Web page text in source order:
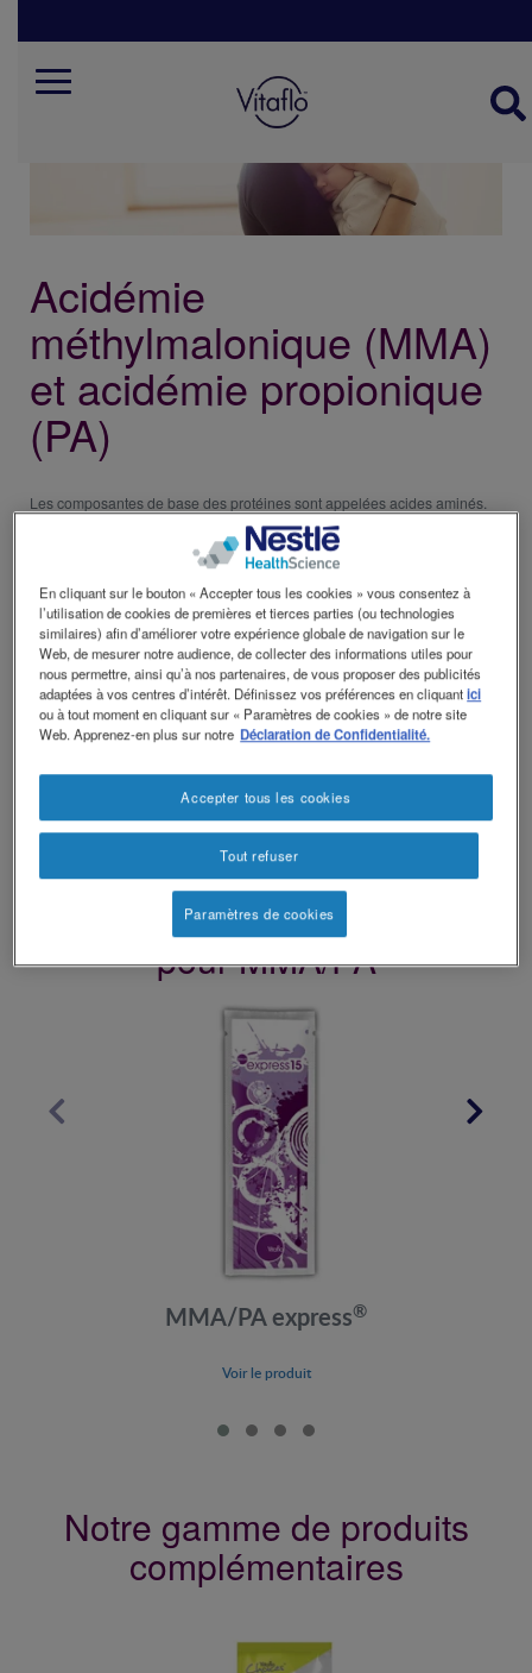
content
Mobile
Acidémie
méthylmalonique (MMA)
et acidémie propionique
(PA)
Les composantes de base des protéines sont appelées acides aminés.
Dans le cas de l’acidémie méthylmalonique et de l’acidémie propionique,
à cause de l’absence d’une enzyme, le corps n’est pas capable de
métaboliser correctement quatre acides aminés, la méthionine, la
thréonine, la valine et l’isoleucine. Les personnes souffrant de MMA ou
de PA doivent donc restreindre sévèrement la quantité de protéines
ingérées.
La prise en charge de la MMA ou de la PA peut inclure l’utilisation de
mélanges d’acides aminés. Les mélanges d’acides aminés pour MMA ou
PA fournissent tous les acides aminés contenus dans les protéines à
l’exception de la méthionine, de la thréonine, de la valine et des faibles
quantités d’isoleucine. Ils fournissent donc une source de protéines sans,
ou faible en, acides aminés qui posent problèmes en cas de MMA et PA.
Vitaflo propose une gamme de mélanges d’acides aminés savoureux,
spécifiques à l’âge et adaptés au rythme de vie des personnes atteintes
Notre gamme de produits
pour MMA/PA
MMA/PA express®
Voir le produit
Notre gamme de produits
complémentaires
En cliquant sur le bouton « Accepter tous les cookies » vous consentez à
l’utilisation de cookies de premières et tierces parties (ou technologies
similaires) afin d’améliorer votre expérience globale de navigation sur le
Web, de mesurer notre audience, de collecter des informations utiles pour
nous permettre, ainsi qu’à nos partenaires, de vous proposer des publicités
adaptées à vos centres d’intérêt. Définissez vos préférences en cliquantici
ou à tout moment en cliquant sur « Paramètres de cookies » de notre site
Web. Apprenez-en plus sur notre Déclaration de Confidentialité.
Tout refuser
Accepter tous les cookies
Paramètres de cookies